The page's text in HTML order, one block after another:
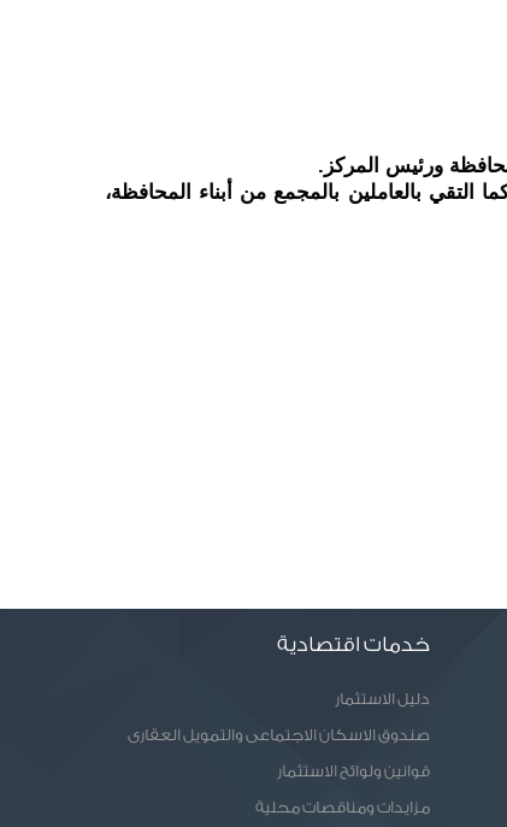
ورئيس المركز.
خدمات اقتصادية
دليل الاستثمار
صندوق الاسكان الاجتماعى والتمويل العقارى
قوانين ولوائح الاستثمار
مزايدات ومناقصات محلية